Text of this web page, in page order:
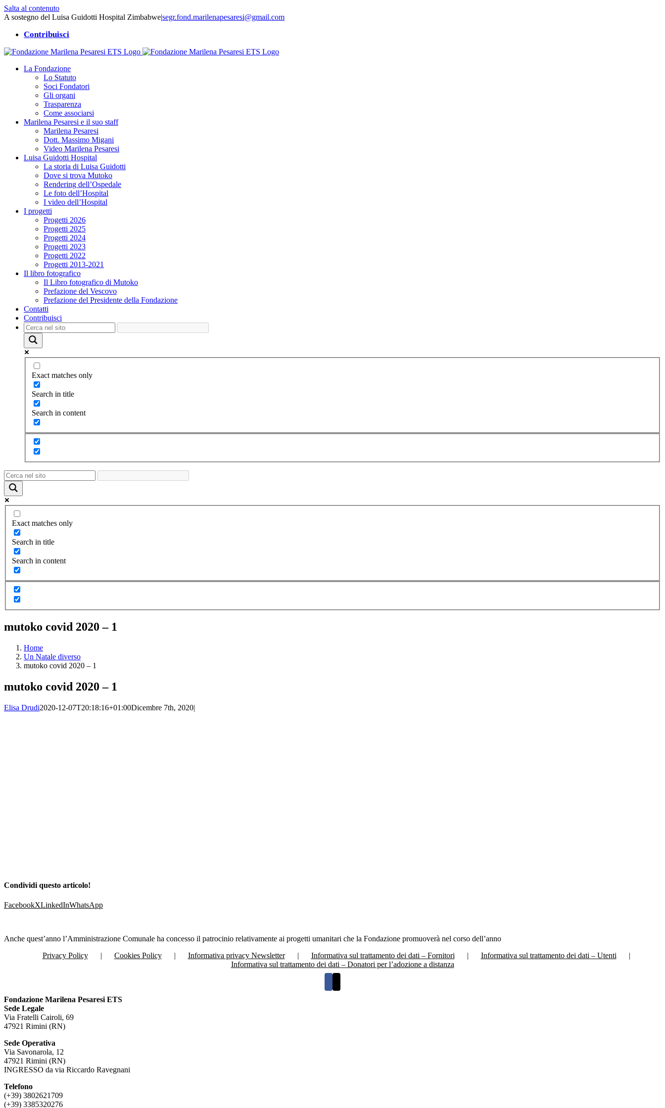
Salta al contenuto
A sostegno del Luisa Guidotti Hospital Zimbabwe|segr.fond.marilenapesaresi@gmail.com
Contribuisci
La Fondazione
Lo Statuto
Soci Fondatori
Gli organi
Trasparenza
Come associarsi
Marilena Pesaresi e il suo staff
Marilena Pesaresi
Dott. Massimo Migani
Video Marilena Pesaresi
Luisa Guidotti Hospital
La storia di Luisa Guidotti
Dove si trova Mutoko
Rendering dell’Ospedale
Le foto dell’Hospital
I video dell’Hospital
I progetti
Progetti 2026
Progetti 2025
Progetti 2024
Progetti 2023
Progetti 2022
Progetti 2013-2021
Il libro fotografico
Il Libro fotografico di Mutoko
Prefazione del Vescovo
Prefazione del Presidente della Fondazione
Contatti
Contribuisci
Exact matches only
Search in title
Search in content
Exact matches only
Search in title
Search in content
mutoko covid 2020 – 1
Home
Un Natale diverso
mutoko covid 2020 – 1
mutoko covid 2020 – 1
Elisa Drudi2020-12-07T20:18:16+01:00Dicembre 7th, 2020|
Condividi questo articolo!
FacebookXLinkedInWhatsApp
Anche quest’anno l’Amministrazione Comunale ha concesso il patrocinio relativamente ai progetti umanitari che la Fondazione promuoverà nel corso dell’anno
Privacy Policy
Cookies Policy Informativa privacy Newsletter Informativa sul trattamento dei dati – Fornitori
Informativa sul trattamento dei dati – Utenti
Informativa sul trattamento dei dati – Donatori per l’adozione a distanza
Fondazione Marilena Pesaresi ETS
Sede Legale
Via Fratelli Cairoli, 69
47921 Rimini (RN)
Sede Operativa
Via Savonarola, 12
47921 Rimini (RN)
INGRESSO da via Riccardo Ravegnani
Telefono
(+39) 3802621709
(+39) 3385320276